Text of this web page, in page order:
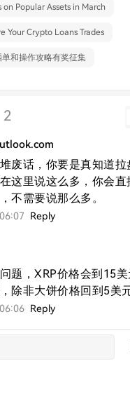
on Popular Assets in March
Your Crypto Loans Trades
和操作攻略有奖征集
2
废话，你要是真知道
这里说这么多，你会直
不需要说那么多。
Reply
题，XRP价格会到15
除非大饼价格回到5美
Reply